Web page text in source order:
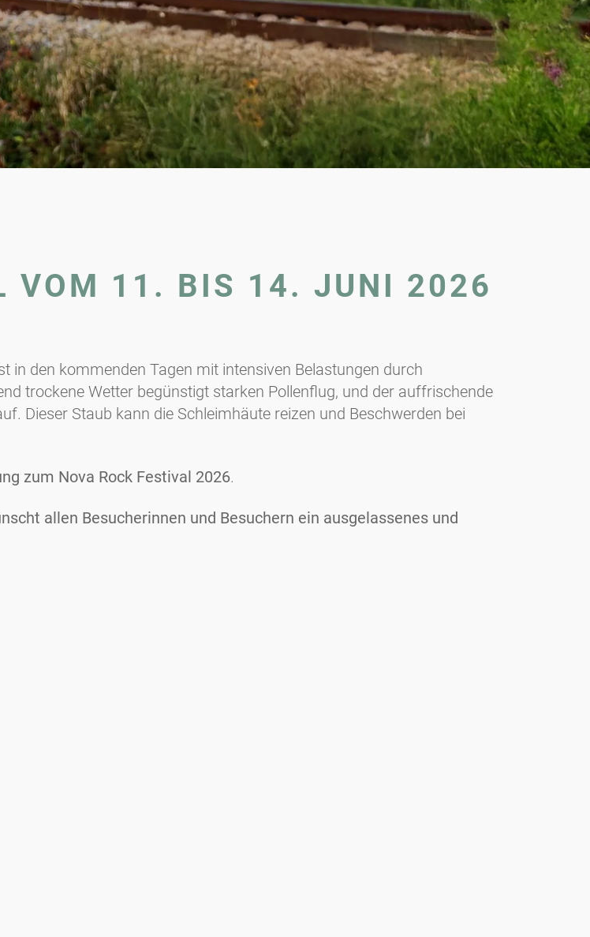
VOM 11. BIS 14. JUNI 2026
in den kommenden Tagen mit intensiven Belastungen durch
trockene Wetter begünstigt starken Pollenflug, und der auffrischende
Dieser Staub kann die Schleimhäute reizen und Beschwerden bei
zum Nova Rock Festival 2026.
allen Besucherinnen und Besuchern ein ausgelassenes und